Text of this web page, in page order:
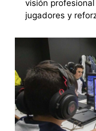
visión
jugadores y